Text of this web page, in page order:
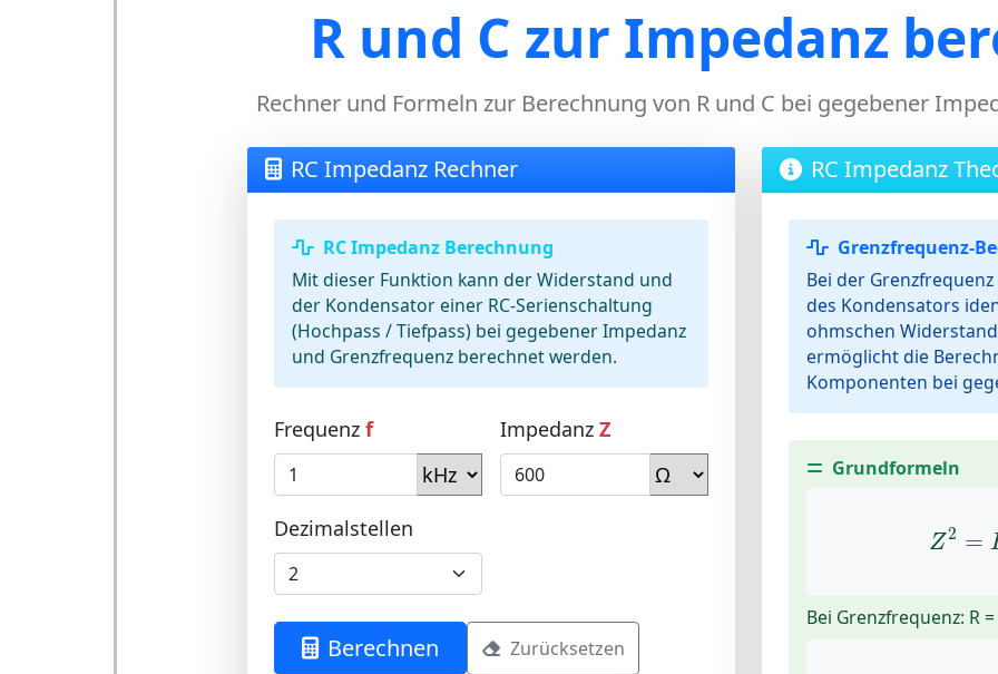
R und C zur Impedanz
Rechner und Formeln zur Berechnung von R und C bei gegebener
RC Impedanz Rechner
RC Impedanz Berechnung
Mit dieser Funktion kann der Widerstand und
der Kondensator einer RC-Serienschaltung
(Hochpass / Tiefpass) bei gegebener Impedanz
und Grenzfrequenz berechnet werden.
Frequenz f Impedanz Z
Dezimalstellen
Berechnen Zurücksetzen
RC Impedanz
Grenzfrequenz-
Bei der
des Kondensators
ohmschen
ermöglicht die
Komponenten bei
Grundformeln
Z2 =
Z R
Bei Grenzfrequenz: R =